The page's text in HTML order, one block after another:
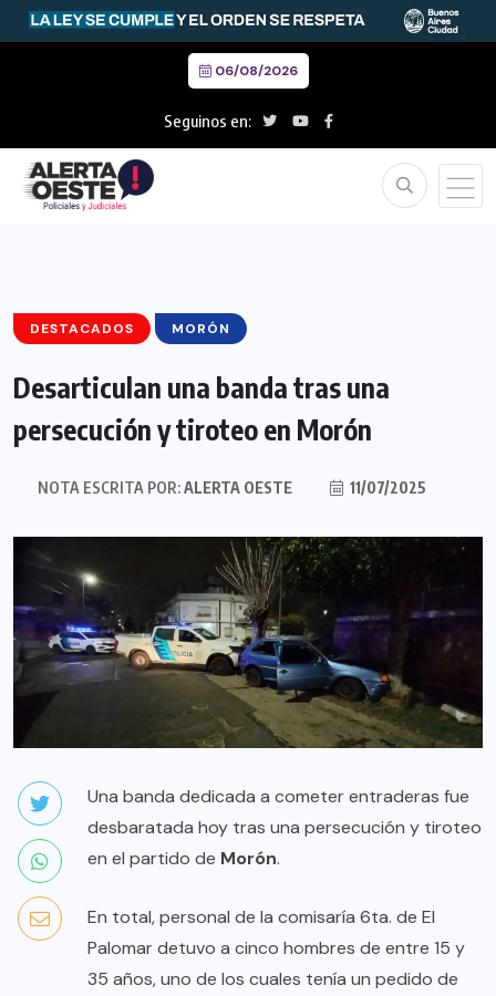
06/08/2026
Seguinos en:
DESTACADOS MORÓN
Desarticulan una banda tras una
persecución y tiroteo en Morón
NOTA ESCRITA POR:ALERTA OESTE 11/07/2025
Una banda dedicada a cometer entraderas fue
desbaratada hoy tras una persecución y tiroteo
en el partido de Morón.
En total, personal de la comisaría 6ta. de El
Palomar detuvo a cinco hombres de entre 15 y
35 años, uno de los cuales tenía un pedido de